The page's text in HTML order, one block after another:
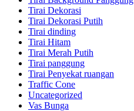
Tirai Dekorasi
Tirai Dekorasi Putih
Tirai dinding
Tirai Hitam
Tirai Merah Putih
Tirai panggung
Tirai Penyekat ruangan
Traffic Cone
Uncategorized
Vas Bunga